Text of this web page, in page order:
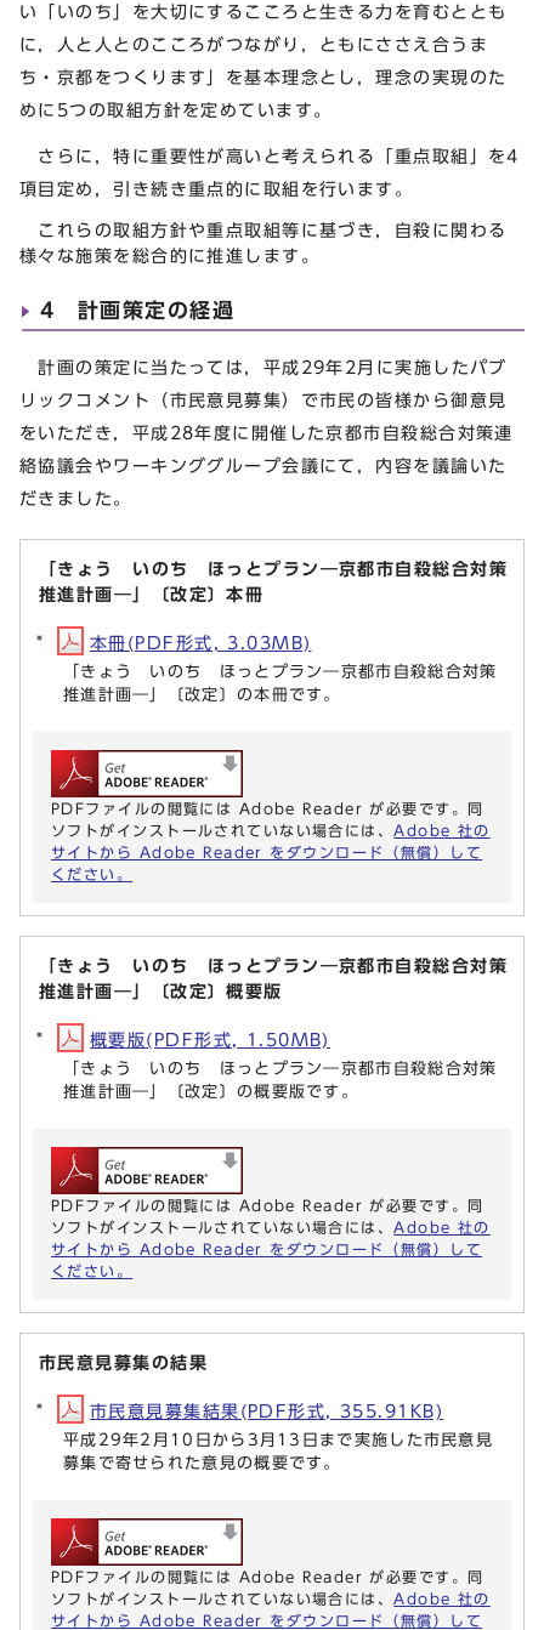
い「いのち」を大切にするこころと生きる力を育むととも
に，人と人とのこころがつながり，ともにささえ合うま
ち・京都をつくります」を基本理念とし，理念の実現のた
めに5つの取組方針を定めています。
さらに，特に重要性が高いと考えられる「重点取組」を4
項目定め，引き続き重点的に取組を行います。
これらの取組方針や重点取組等に基づき，自殺に関わる
様々な施策を総合的に推進します。
4 計画策定の経過
計画の策定に当たっては，平成29年2月に実施したパブ
リックコメント（市民意見募集）で市民の皆様から御意見
をいただき，平成28年度に開催した京都市自殺総合対策連
絡協議会やワーキンググループ会議にて，内容を議論いた
だきました。
「きょう いのち ほっとプラン―京都市自殺総合対策
推進計画―」〔改定〕本冊
本冊(PDF形式, 3.03MB)
「きょう いのち ほっとプラン―京都市自殺総合対策
推進計画―」〔改定〕の本冊です。
PDFファイルの閲覧には Adobe Reader が必要です。同
ソフトがインストールされていない場合には、 Adobe 社の
サイトから Adobe Reader をダウンロード（無償）して
ください。
「きょう いのち ほっとプラン―京都市自殺総合対策
推進計画―」〔改定〕概要版
概要版(PDF形式, 1.50MB)
「きょう いのち ほっとプラン―京都市自殺総合対策
推進計画―」〔改定〕の概要版です。
PDFファイルの閲覧には Adobe Reader が必要です。同
ソフトがインストールされていない場合には、 Adobe 社の
サイトから Adobe Reader をダウンロード（無償）して
ください。
市民意見募集の結果
市民意見募集結果(PDF形式, 355.91KB)
平成29年2月10日から3月13日まで実施した市民意見
募集で寄せられた意見の概要です。
PDFファイルの閲覧には Adobe Reader が必要です。同
ソフトがインストールされていない場合には、 Adobe 社の
サイトから Adobe Reader をダウンロード（無償）して